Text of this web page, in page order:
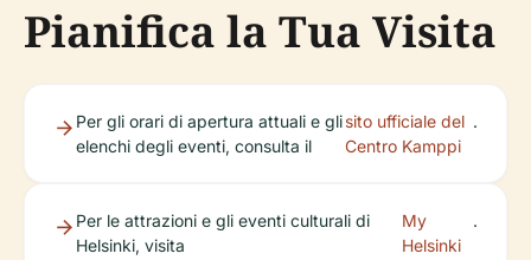
Pianifica la Tua Visita
Per gli orari di apertura attuali e gli
elenchi degli eventi, consulta il
sito ufficiale del
Centro Kamppi
.
Per le attrazioni e gli eventi culturali di
Helsinki, visita
My
Helsinki
.